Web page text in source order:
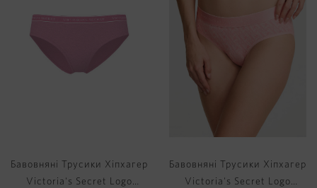
Бавовняні Трусики Хіпхагер
Victoria's Secret Logo
Бавовняні Трусики Хіпхагер
Victoria's Secret Logo